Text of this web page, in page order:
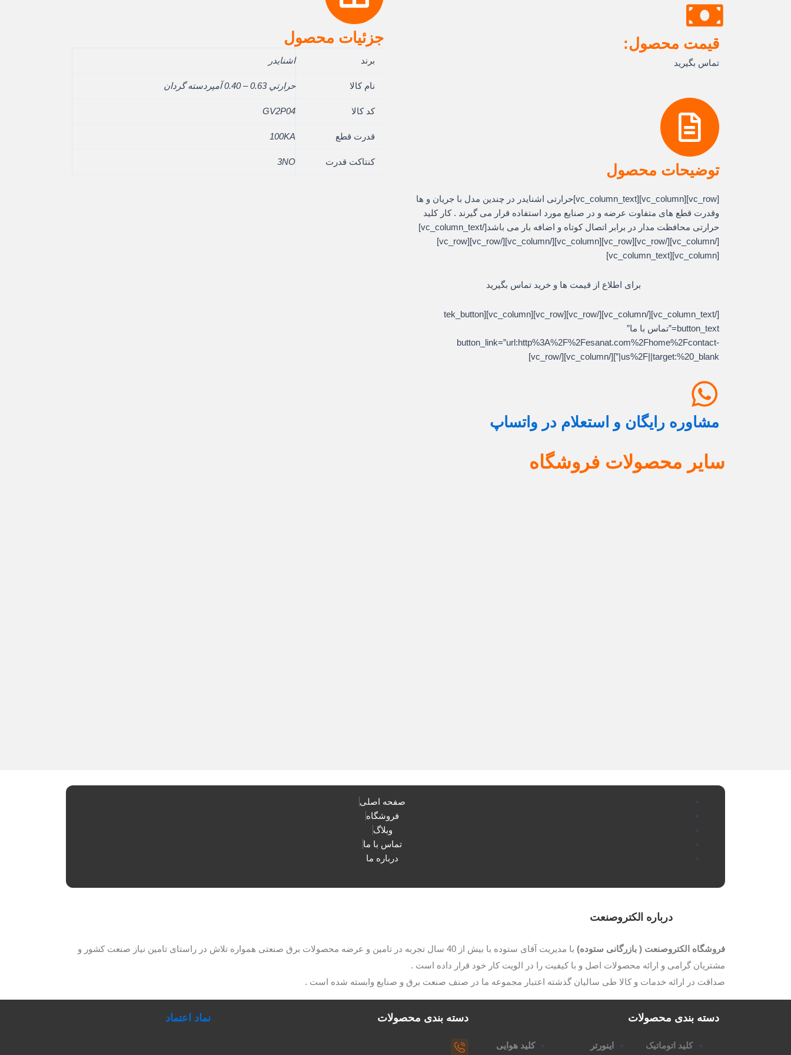
قیمت محصول:
تماس بگیرید
توضیحات محصول
[vc_row][vc_column][vc_column_text]حرارتی اشنایدر در چندین مدل با جریان و ها
وقدرت قطع های متفاوت عرضه و در صنایع مورد استفاده قرار می گیرند . کار کلید
حرارتی محافظت مدار در برابر اتصال کوتاه و اضافه بار می باشد[/vc_column_text]
[/vc_column][/vc_row][vc_row][vc_column][/vc_column][/vc_row][vc_row]
[vc_column][vc_column_text]
برای اطلاع از قیمت ها و خرید تماس بگیرید
[/vc_column_text][/vc_column][/vc_row][vc_row][vc_column][tek_button
button_text=”تماس با ما”
button_link=”url:http%3A%2F%2Fesanat.com%2Fhome%2Fcontact-
us%2F||target:%20_blank|”][/vc_column][/vc_row]
مشاوره رایگان و استعلام در واتساپ
جزئیات محصول
برند اشنایدر
نام کالا حرارتي 0.63 – 0.40 آمپردسته گردان
کد کالا GV2P04
قدرت قطع 100KA
کنتاکت قدرت 3NO
سایر محصولات فروشگاه
صفحه اصلی
فروشگاه
وبلاگ
تماس با ما
درباره ما
درباره الکتروصنعت
فروشگاه الکتروصنعت ( بازرگانی ستوده)
با مدیریت آقای ستوده با بیش از 40 سال تجربه در تامین و عرضه محصولات برق صنعتی همواره تلاش در راستای تامین نیاز صنعت کشور و
مشتریان گرامی و ارائه محصولات اصل و با کیفیت را در الویت کار خود قرار داده است .
صداقت در ارائه خدمات و کالا طی سالیان گذشته اعتبار مجموعه ما در صنف صنعت برق و صنایع وابسته شده است .
دسته بندی محصولات
کلید اتوماتیک اینورتر کلید هوایی
دسته بندی محصولات نماد اعتماد